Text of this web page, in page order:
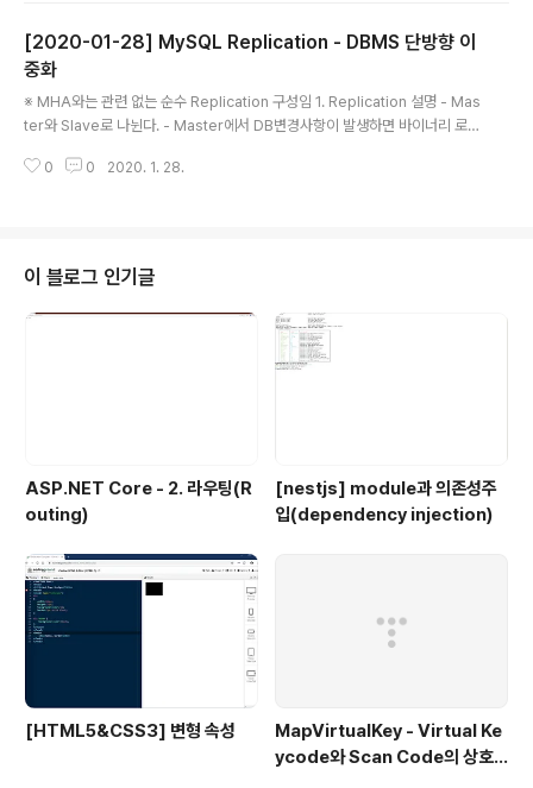
설정) (1) 하나의 랜카드에 WEBSERVER 접근용 IP 및 M
HA용 IP를 추가 - Master / Slave - 추가할 이더넷 명칭
은 eth3으로 설정 - 현재 Master eth3은 192.168.0.1
3, Slave eth3은 192.168.0.23으로 설정, 여기에 192.
[2020-01-28] MySQL Replication - DBMS 단방향 이
중화
※ MHA와는 관련 없는 순수 Replication 구성임 1. Replication 설명 - Mas
ter와 Slave로 나뉜다. - Master에서 DB변경사항이 발생하면 바이너리 로그
너리로그를 반영한다. - 보통 Master를 등록/변경/삭제로 사용하고 Slave를
한 처리 mysql> grant all priv..
0 0 2020. 1. 28.
이 블로그 인기글
ASP.NET Core - 2. 라우팅(R
outing)
[nestjs] module과 의존성주
입(dependency injection)
[HTML5&CSS3] 변형 속성
MapVirtualKey - Virtual Ke
ycode와 Scan Code의 상호